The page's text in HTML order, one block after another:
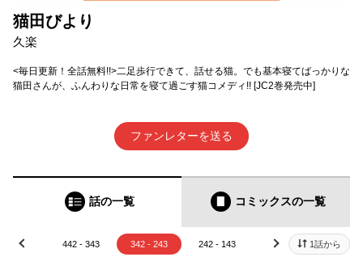
猫田びより
久楽
<毎日更新！全話無料!!>二足歩行できて、話せる猫。でも基本寝てばっかりな
猫田さんが、ふんわりな日常を寝て過ごす猫コメディ!! [JC2巻発売中]
ファンレターを送る
話の一覧 コミックスの一覧
- 443 442 - 343 342 - 243 242 - 143 142 - 43 42 -
prev next 1話から